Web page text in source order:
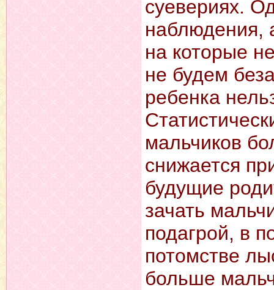
суевериях.
наблюдения,
на которые
не будем
ребенка
мальчиков
снижается
будущие
зачать
подагрой, в
потомстве
больше